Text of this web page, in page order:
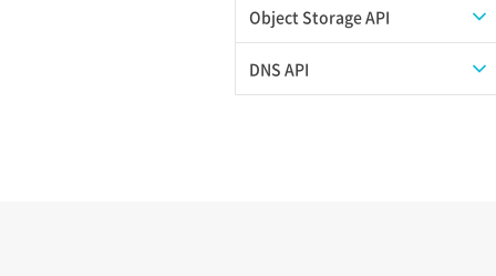
QoSポリシー詳細取得
サブネット一覧取得
プール一覧取得
プール作成
Object Storage API
Web公開
DNS API